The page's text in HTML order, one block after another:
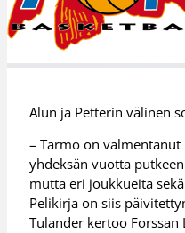
Alun ja Petterin välinen
– Tarmo on
yhdeksän vuotta
mutta eri joukkueita
Pelikirja on siis
Tulander kertoo Forssan